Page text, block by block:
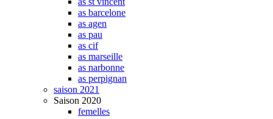
as barcelone
as agen
as pau
as cif
as marseille
as narbonne
as perpignan
saison 2021
Saison 2020
femelles